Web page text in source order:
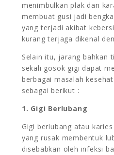
menimbulkan plak dan
membuat gusi jadi
yang terjadi akibat
kurang terjaga dikenal
Selain itu, jarang bahkan
sekali gosok gigi dapat
berbagai masalah
sebagai berikut :
1. Gigi Berlubang
Gigi berlubang atau
yang rusak membentuk
disebabkan oleh infeksi